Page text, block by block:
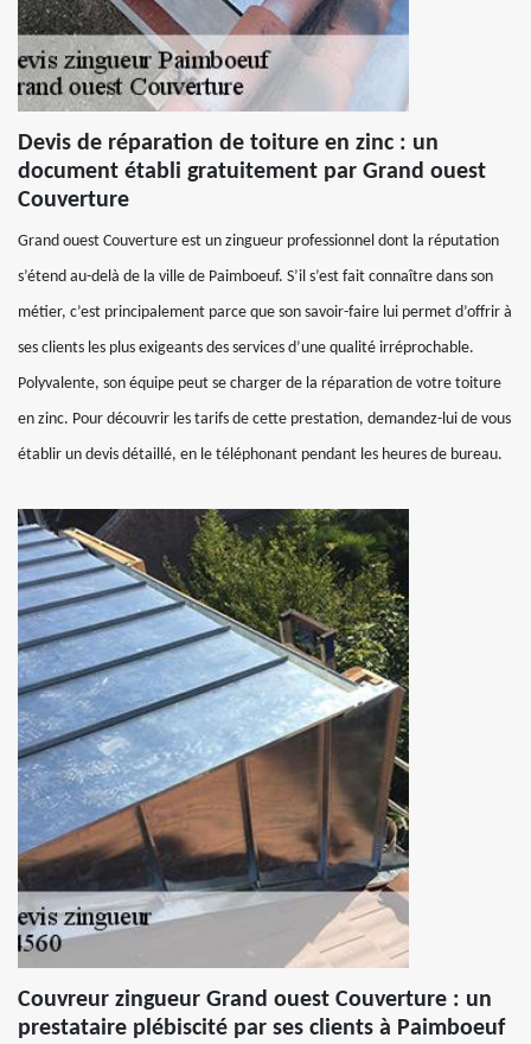
Devis de réparation de toiture en zinc : un
document établi gratuitement par Grand ouest
Couverture
Grand ouest Couverture est un zingueur professionnel dont la réputation
s’étend au-delà de la ville de Paimboeuf. S’il s’est fait connaître dans son
métier, c’est principalement parce que son savoir-faire lui permet d’offrir à
ses clients les plus exigeants des services d’une qualité irréprochable.
Polyvalente, son équipe peut se charger de la réparation de votre toiture
en zinc. Pour découvrir les tarifs de cette prestation, demandez-lui de vous
établir un devis détaillé, en le téléphonant pendant les heures de bureau.
Couvreur zingueur Grand ouest Couverture : un
prestataire plébiscité par ses clients à Paimboeuf